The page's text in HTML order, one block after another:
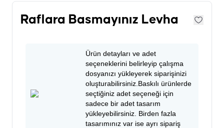
Raflara Basmayınız Levha
Ürün detayları ve adet
seçeneklerini belirleyip çalışma
dosyanızı yükleyerek siparişinizi
oluşturabilirsiniz.Baskılı ürünlerde
seçtiğiniz adet seçeneği için
sadece bir adet tasarım
yükleyebilirsiniz. Birden fazla
tasarımınız var ise ayrı sipariş